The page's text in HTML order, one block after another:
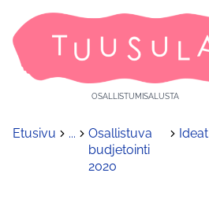
OSALLISTUMISALUSTA
Etusivu ...
Osallistuva
budjetointi
2020
Ideat